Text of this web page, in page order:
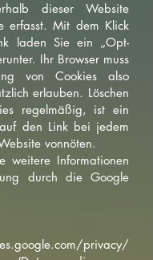
dieser Website
erfasst. Mit dem Klick
laden Sie ein „Opt-
Ihr Browser muss
von Cookies also
erlauben. Löschen
regelmäßig, ist ein
den Link bei jedem
vonnöten.
weitere Informationen
durch die Google
privacy/